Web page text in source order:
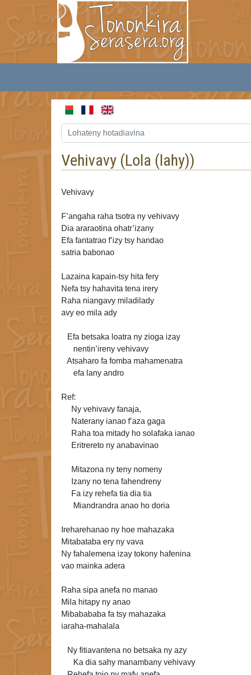
Vehivavy (Lola (lahy))
Vehivavy
F’angaha raha tsotra ny vehivavy
Dia araraotina ohatr’izany
Efa fantatrao f’izy tsy handao
satria babonao
Lazaina kapain-tsy hita fery
Nefa tsy hahavita tena irery
Raha niangavy miladilady
avy eo mila ady
Efa betsaka loatra ny zioga izay
nentin’ireny vehivavy
Atsaharo fa fomba mahamenatra
efa lany andro
Ref:
Ny vehivavy fanaja,
Naterany ianao f’aza gaga
Raha toa mitady ho solafaka ianao
Eritrereto ny anabavinao
Mitazona ny teny nomeny
Izany no tena fahendreny
Fa izy rehefa tia dia tia
Miandrandra anao ho doria
Ireharehanao ny hoe mahazaka
Mitabataba ery ny vava
Ny fahalemena izay tokony hafenina
vao mainka adera
Raha sipa anefa no manao
Mila hitapy ny anao
Mibabababa fa tsy mahazaka
iaraha-mahalala
Ny fitiavantena no betsaka ny azy
Ka dia sahy manambany vehivavy